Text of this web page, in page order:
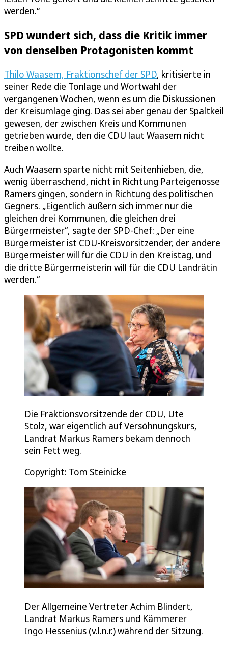
werden.“
SPD wundert sich, dass die Kritik immer
von denselben Protagonisten kommt
Thilo Waasem, Fraktionschef der SPD, kritisierte in
seiner Rede die Tonlage und Wortwahl der
vergangenen Wochen, wenn es um die Diskussionen
der Kreisumlage ging. Das sei aber genau der Spaltkeil
gewesen, der zwischen Kreis und Kommunen
getrieben wurde, den die CDU laut Waasem nicht
treiben wollte.
Auch Waasem sparte nicht mit Seitenhieben, die,
wenig überraschend, nicht in Richtung Parteigenosse
Ramers gingen, sondern in Richtung des politischen
Gegners. „Eigentlich äußern sich immer nur die
gleichen drei Kommunen, die gleichen drei
Bürgermeister“, sagte der SPD-Chef: „Der eine
Bürgermeister ist CDU-Kreisvorsitzender, der andere
Bürgermeister will für die CDU in den Kreistag, und
die dritte Bürgermeisterin will für die CDU Landrätin
werden.“
Die Fraktionsvorsitzende der CDU, Ute
Stolz, war eigentlich auf Versöhnungskurs,
Landrat Markus Ramers bekam dennoch
sein Fett weg.
Copyright: Tom Steinicke
Der Allgemeine Vertreter Achim Blindert,
Landrat Markus Ramers und Kämmerer
Ingo Hessenius (v.l.n.r.) während der Sitzung.